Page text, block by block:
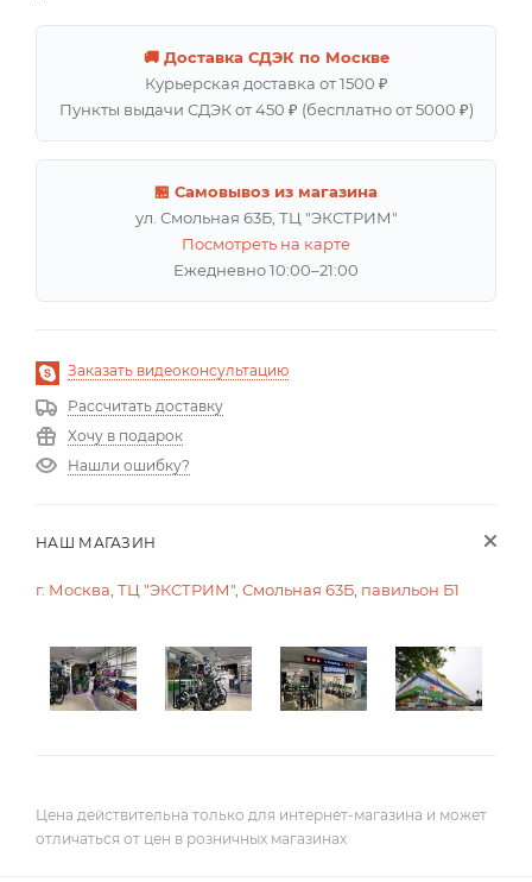
🚚 Доставка СДЭК по Москве
Курьерская доставка от 1500 ₽
Пункты выдачи СДЭК от 450 ₽ (бесплатно от 5000 ₽)
🏪 Самовывоз из магазина
ул. Смольная 63Б, ТЦ "ЭКСТРИМ"
Посмотреть на карте
Ежедневно 10:00–21:00
Заказать видеоконсультацию
Рассчитать доставку
Хочу в подарок
Нашли ошибку?
НАШ МАГАЗИН
г. Москва, ТЦ "ЭКСТРИМ", Смольная 63Б, павильон Б1
Цена действительна только для интернет-магазина и может
отличаться от цен в розничных магазинах